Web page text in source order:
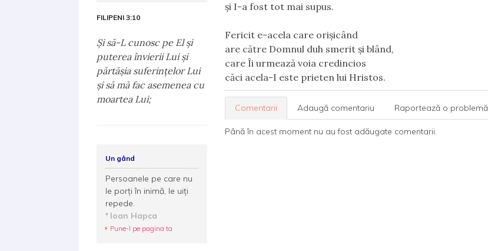
și I-a fost tot mai supus.
Fericit e-acela care orișicând
are către Domnul duh smerit și blând,
care Îi urmează voia credincios
căci acela-I este prieten lui Hristos.
Comentarii Adaugă comentariu Raportează o problemă
Până în acest moment nu au fost adăugate comentarii.
FILIPENI 3:10
Şi să-L cunosc pe El şi
puterea învierii Lui şi
părtăşia suferinţelor Lui
şi să mă fac asemenea cu
moartea Lui;
Un gând
Persoanele pe care nu
le porți în inimă, le uiți
repede.
Ioan Hapca
Pune-l pe pagina ta